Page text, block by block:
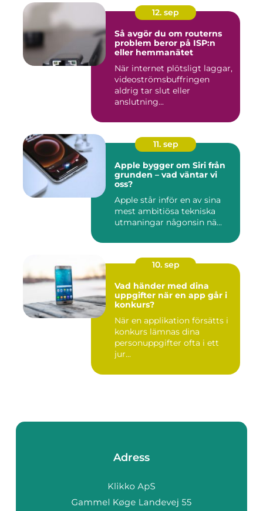
12. sep
Så avgör du om routerns
problem beror på ISP:n
eller hemmanätet
När internet plötsligt laggar,
videoströmsbuffringen
aldrig tar slut eller
anslutning...
11. sep
Apple bygger om Siri från
grunden – vad väntar vi
oss?
Apple står inför en av sina
mest ambitiösa tekniska
utmaningar någonsin nä...
10. sep
Vad händer med dina
uppgifter när en app går i
konkurs?
När en applikation försätts i
konkurs lämnas dina
personuppgifter ofta i ett
jur...
Adress